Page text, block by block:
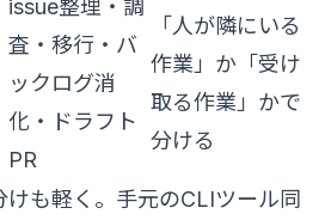
issue整理・調
査・移行・バ
ックログ消
化・ドラフト
PR
「人が隣にいる
作業」か「受け
取る作業」かで
分ける
も軽く。手元のCLIツール同